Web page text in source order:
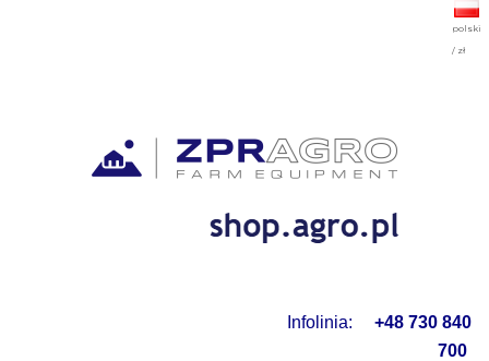
polski
/ zł
Infolinia: +48 730 840
700